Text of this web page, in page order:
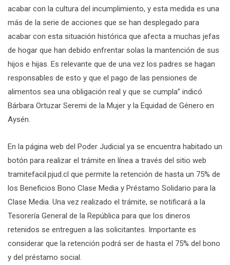
acabar con la cultura del incumplimiento, y esta medida es una
más de la serie de acciones que se han desplegado para
acabar con esta situación histórica que afecta a muchas jefas
de hogar que han debido enfrentar solas la mantención de sus
hijos e hijas. Es relevante que de una vez los padres se hagan
responsables de esto y que el pago de las pensiones de
alimentos sea una obligación real y que se cumpla” indicó
Bárbara Ortuzar Seremi de la Mujer y la Equidad de Género en
Aysén.
En la página web del Poder Judicial ya se encuentra habitado un
botón para realizar el trámite en línea a través del sitio web
tramitefacil.pjud.cl que permite la retención de hasta un 75% de
los Beneficios Bono Clase Media y Préstamo Solidario para la
Clase Media. Una vez realizado el trámite, se notificará a la
Tesorería General de la República para que los dineros
retenidos se entreguen a las solicitantes. Importante es
considerar que la retención podrá ser de hasta el 75% del bono
y del préstamo social.